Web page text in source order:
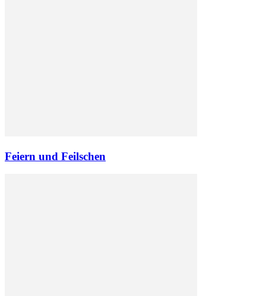
Feiern und Feilschen